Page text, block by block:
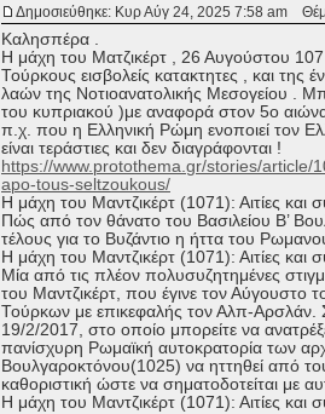
Δημοσιεύθηκε: Κυρ Αύγ 24, 2025 7:58 am
Καλησπέρα .
Η μάχη του Ματζικέρτ , 26 Αυγούστου
Τούρκους εισβολείς κατακτητες , και της
λαών της Νοτιοανατολικής Μεσογείου .
του κυπριακού )με αναφορά στον 5ο
π.χ. που η Ελληνική Ρώμη ενοποιεί τον
είναι τεράστιες και δεν διαγράφονται !
https://www.protothema.gr/stories/
apo-tous-seltzoukous/
Η μάχη του Μαντζικέρτ (1071): Αιτίες και
Πώς από τον θάνατο του Βασιλείου Β’
τέλους για το Βυζάντιο η ήττα του
Η μάχη του Μαντζικέρτ (1071): Αιτίες και
Μία από τις πλέον πολυσυζητημένες
του Μαντζικέρτ, που έγινε τον
Τούρκων με επικεφαλής τον Αλπ-Αρσλάν.
19/2/2017, στο οποίο μπορείτε να
πανίσχυρη Ρωμαϊκή αυτοκρατορία των
Βουλγαροκτόνου(1025) να ηττηθεί από
καθοριστική ώστε να σηματοδοτείται με
Η μάχη του Μαντζικέρτ (1071): Αιτίες